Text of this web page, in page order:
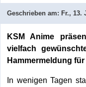
Geschrieben am: Fr., 13.
KSM Anime
vielfach
Hammermeldung für
In wenigen Tagen